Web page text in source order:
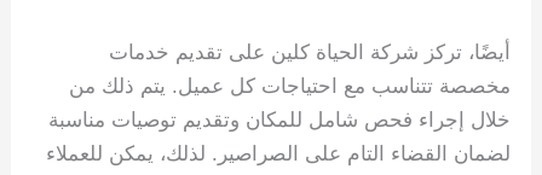
أيضًا، تركز شركة الحياة كلين على تقديم خدمات
مخصصة تتناسب مع احتياجات كل عميل. يتم ذلك من
خلال إجراء فحص شامل للمكان وتقديم توصيات مناسبة
لضمان القضاء التام على الصراصير. لذلك، يمكن للعملاء